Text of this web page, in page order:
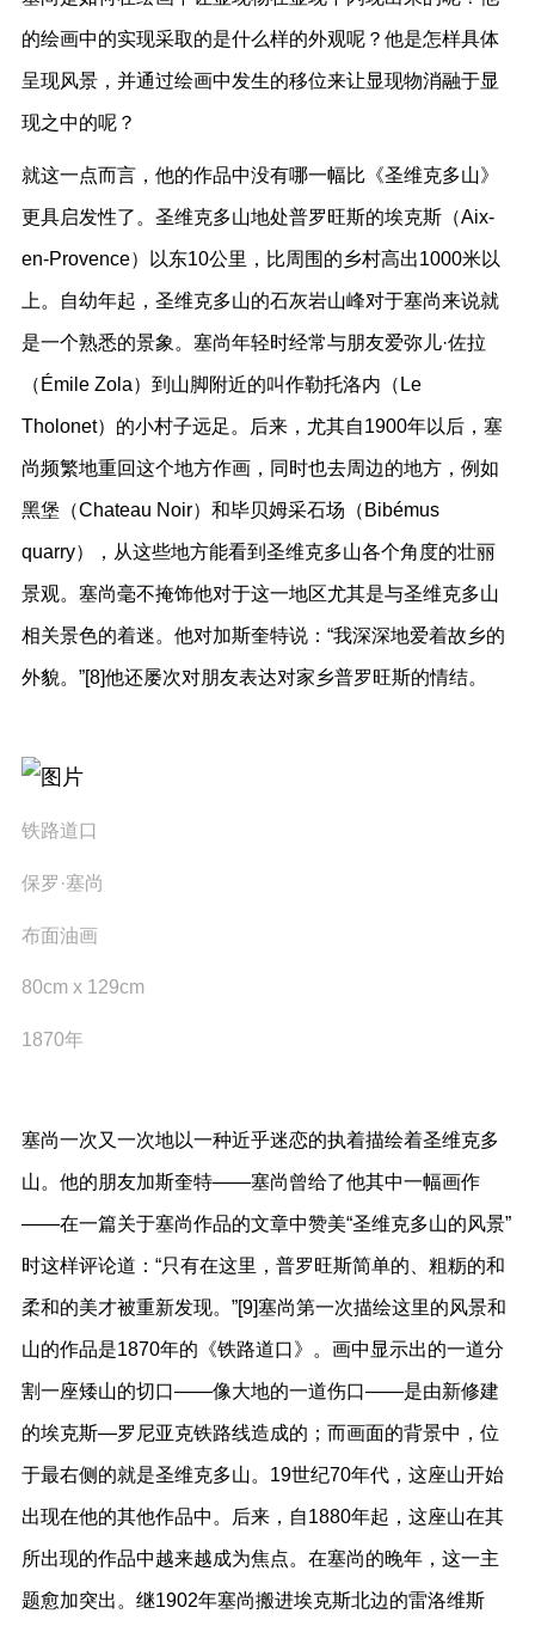
的绘画中的实现采取的是什么样的外观呢？他是怎样具体
呈现风景，并通过绘画中发生的移位来让显现物消融于显
现之中的呢？
就这一点而言，他的作品中没有哪一幅比《圣维克多山》
更具启发性了。圣维克多山地处普罗旺斯的埃克斯（Aix-
en-Provence）以东10公里，比周围的乡村高出1000米以
上。自幼年起，圣维克多山的石灰岩山峰对于塞尚来说就
是一个熟悉的景象。塞尚年轻时经常与朋友爱弥儿·佐拉
（Émile Zola）到山脚附近的叫作勒托洛内（Le
Tholonet）的小村子远足。后来，尤其自1900年以后，塞
尚频繁地重回这个地方作画，同时也去周边的地方，例如
黑堡（Chateau Noir）和毕贝姆采石场（Bibémus
quarry），从这些地方能看到圣维克多山各个角度的壮丽
景观。塞尚毫不掩饰他对于这一地区尤其是与圣维克多山
相关景色的着迷。他对加斯奎特说：“我深深地爱着故乡的
外貌。”[8]他还屡次对朋友表达对家乡普罗旺斯的情结。
铁路道口
保罗·塞尚
布面油画
80cm x 129cm
1870年
塞尚一次又一次地以一种近乎迷恋的执着描绘着圣维克多
山。他的朋友加斯奎特——塞尚曾给了他其中一幅画作
——在一篇关于塞尚作品的文章中赞美“圣维克多山的风景”
时这样评论道：“只有在这里，普罗旺斯简单的、粗粝的和
柔和的美才被重新发现。”[9]塞尚第一次描绘这里的风景和
山的作品是1870年的《铁路道口》。画中显示出的一道分
割一座矮山的切口——像大地的一道伤口——是由新修建
的埃克斯—罗尼亚克铁路线造成的；而画面的背景中，位
于最右侧的就是圣维克多山。19世纪70年代，这座山开始
出现在他的其他作品中。后来，自1880年起，这座山在其
所出现的作品中越来越成为焦点。在塞尚的晚年，这一主
题愈加突出。继1902年塞尚搬进埃克斯北边的雷洛维斯